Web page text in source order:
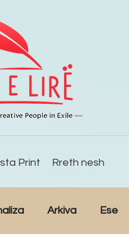
Print Rreth nesh
Arkiva Ese